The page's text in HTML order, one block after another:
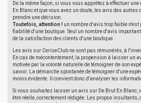
De la même façon, si vous vous apprêtez à effectuer
En Blanc et que vous avez un doute, les avis des autres
prendre une décision.
Toutefois, attention ! un nombre d'avis trop faible n'est
fiabilité d'une boutique. Seul un nombre d'avis
de la satisfaction des clients d'une boutique.
Les avis sur CeriseClub ne sont pas rémunérés, à
En cas de mécontentement, la propension à laisser un
motivée par la volonté naturelle de témoigner de son
savoir. La démarche spontanée de témoigner d'une
moins évidente. Il convient donc d'analyser les
Si vous souhaitez laisser un avis sur De Brut En Blanc,
être réelle, correctement rédigée. Les propos